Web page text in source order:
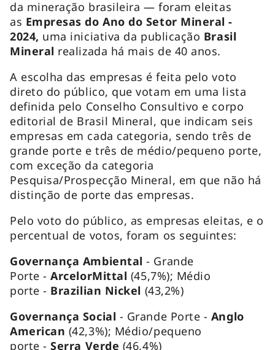
da mineração brasileira — foram eleitas
as Empresas do Ano do Setor Mineral -
2024, uma iniciativa da publicação Brasil
Mineral realizada há mais de 40 anos.
A escolha das empresas é feita pelo voto
direto do público, que votam em uma lista
definida pelo Conselho Consultivo e corpo
editorial de Brasil Mineral, que indicam seis
empresas em cada categoria, sendo três de
grande porte e três de médio/pequeno porte,
com exceção da categoria
Pesquisa/Prospecção Mineral, em que não há
distinção de porte das empresas.
Pelo voto do público, as empresas eleitas, e o
percentual de votos, foram os seguintes:
Governança Ambiental - Grande
Porte -ArcelorMittal (45,7%); Médio
porte - Brazilian Nickel (43,2%)
Governança Social - Grande Porte - Anglo
American (42,3%); Médio/pequeno
porte -Serra Verde (46,4%)